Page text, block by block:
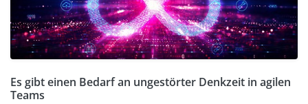
Es gibt einen Bedarf an ungestörter Denkzeit in agilen
Teams